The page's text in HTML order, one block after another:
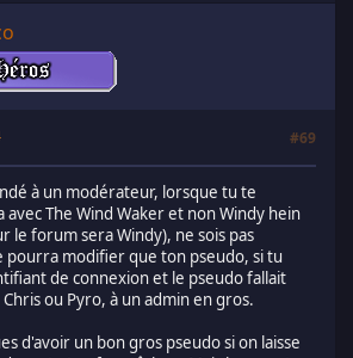
#69
à un modérateur, lorsque tu te
avec The Wind Waker et non Windy hein
le forum sera Windy), ne sois pas
pourra modifier que ton pseudo, si tu
de connexion et le pseudo fallait
ou Pyro, à un admin en gros.
d'avoir un bon gros pseudo si on laisse